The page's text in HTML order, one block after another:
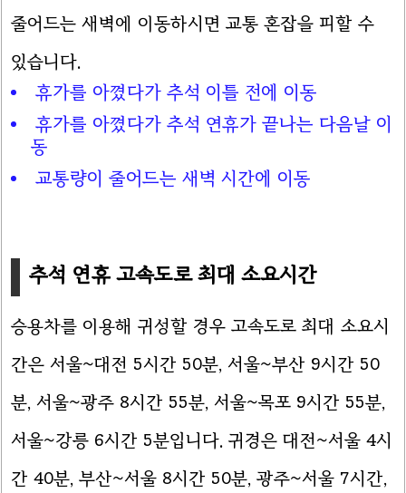
줄어드는 새벽에 이동하시면 교통 혼잡을 피할 수
있습니다.
휴가를 아꼈다가 추석 이틀 전에 이동
휴가를 아꼈다가 추석 연휴가 끝나는 다음날 이
동
교통량이 줄어드는 새벽 시간에 이동
추석 연휴 고속도로 최대 소요시간
승용차를 이용해 귀성할 경우 고속도로 최대 소요시
간은 서울~대전 5시간 50분, 서울~부산 9시간 50
분, 서울~광주 8시간 55분, 서울~목포 9시간 55분,
서울~강릉 6시간 5분입니다. 귀경은 대전~서울 4시
간 40분, 부산~서울 8시간 50분, 광주~서울 7시간,